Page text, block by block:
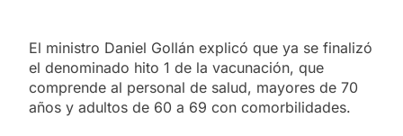
El ministro Daniel Gollán explicó que ya se finalizó
el denominado hito 1 de la vacunación, que
comprende al personal de salud, mayores de 70
años y adultos de 60 a 69 con comorbilidades.